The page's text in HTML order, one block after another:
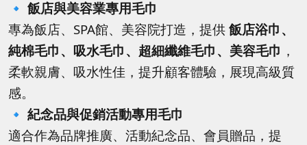
🔹 飯店與美容業專用毛巾
專為飯店、SPA館、美容院打造，提供 飯店浴巾、
純棉毛巾、吸水毛巾、超細纖維毛巾、美容毛巾 ，
柔軟親膚、吸水性佳，提升顧客體驗，展現高級質
感。
🔹 紀念品與促銷活動專用毛巾
適合作為品牌推廣、活動紀念品、會員贈品，提